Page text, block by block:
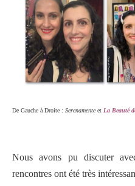
De Gauche à Droite : Serenamente et La Beauté
Nous avons pu discuter
rencontres ont été très